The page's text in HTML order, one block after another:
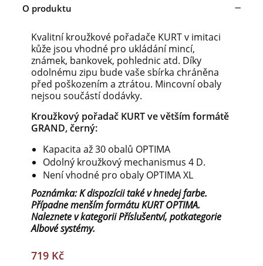
O produktu
Kvalitní kroužkové pořadače KURT v imitaci
kůže jsou vhodné pro ukládání mincí,
známek, bankovek, pohlednic atd. Díky
odolnému zipu bude vaše sbírka chráněna
před poškozením a ztrátou. Mincovní obaly
nejsou součástí dodávky.
Kroužkový pořadač KURT ve větším formátě
GRAND, černý:
Kapacita až 30 obalů OPTIMA
Odolný kroužkový mechanismus 4 D.
Není vhodné pro obaly OPTIMA XL
Poznámka: K dispozícii také v hnedej farbe.
Případne menším formátu KURT OPTIMA.
Naleznete v kategorii Příslušentví, potkategorie
Albové systémy.
719 Kč